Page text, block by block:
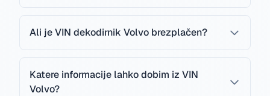
Ali je VIN dekodirnik Volvo brezplačen?
Katere informacije lahko dobim iz VIN
Volvo?